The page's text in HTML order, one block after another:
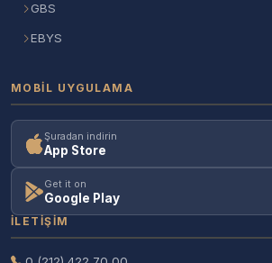
GBS
EBYS
MOBIL UYGULAMA
Şuradan indirin
App Store
Get it on
Google Play
İLETIŞIM